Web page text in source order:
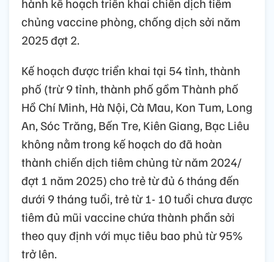
chủng vaccine phòng, chống dịch sởi năm
2025 đợt 2.
Kế hoạch được triển khai tại 54 tỉnh, thành
phố (trừ 9 tỉnh, thành phố gồm Thành phố
Hồ Chí Minh, Hà Nội, Cà Mau, Kon Tum, Long
An, Sóc Trăng, Bến Tre, Kiên Giang, Bạc Liêu
không nằm trong kế hoạch do đã hoàn
thành chiến dịch tiêm chủng từ năm 2024/
đợt 1 năm 2025) cho trẻ từ đủ 6 tháng đến
dưới 9 tháng tuổi, trẻ từ 1- 10 tuổi chưa được
tiêm đủ mũi vaccine chứa thành phần sởi
theo quy định với mục tiêu bao phủ từ 95%
trở lên.